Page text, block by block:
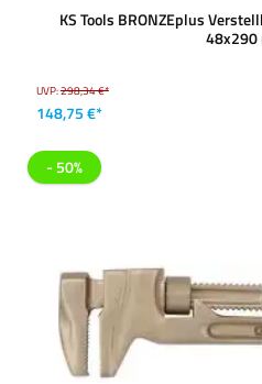
KS Tools BRONZEplus
48x290
UVP:298,34 €*
148,75 €*
- 50%